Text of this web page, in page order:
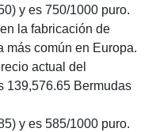
y es 750/1000 puro.
la fabricación de
más común en Europa.
actual del
139,576.65 Bermudas
y es 585/1000 puro.